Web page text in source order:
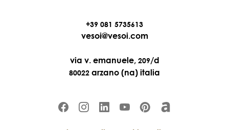
+39 081 5735613
vesoi@vesoi.com
via v. emanuele, 209/d
80022 arzano (na) italia